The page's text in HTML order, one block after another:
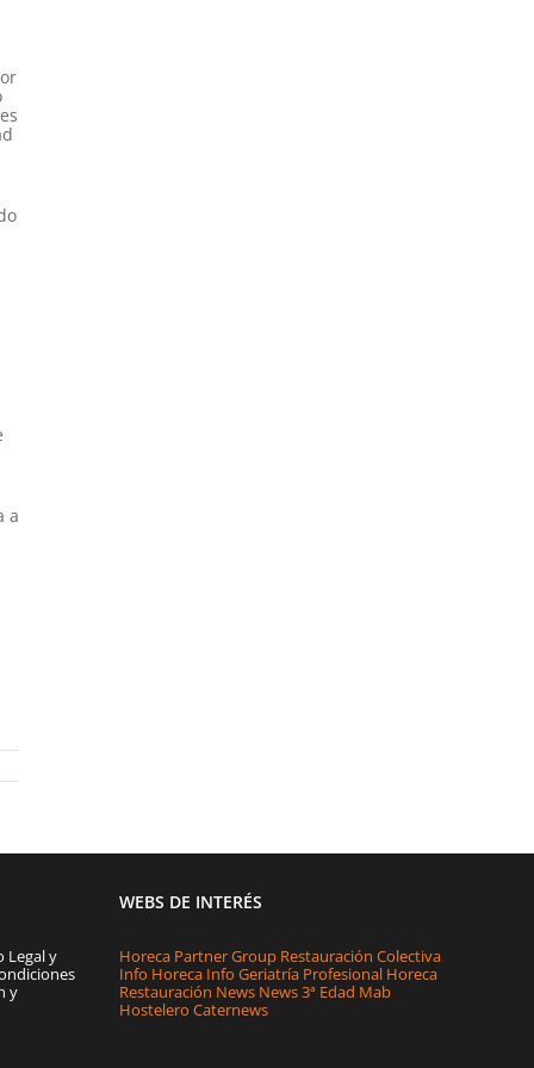
a
Legal y
y
WEBS DE INTERÉS
Horeca Partner Group Restauración Colectiva
Info Horeca Info Geriatría Profesional Horeca
Restauración News News 3ª Edad Mab
Hostelero Caternews